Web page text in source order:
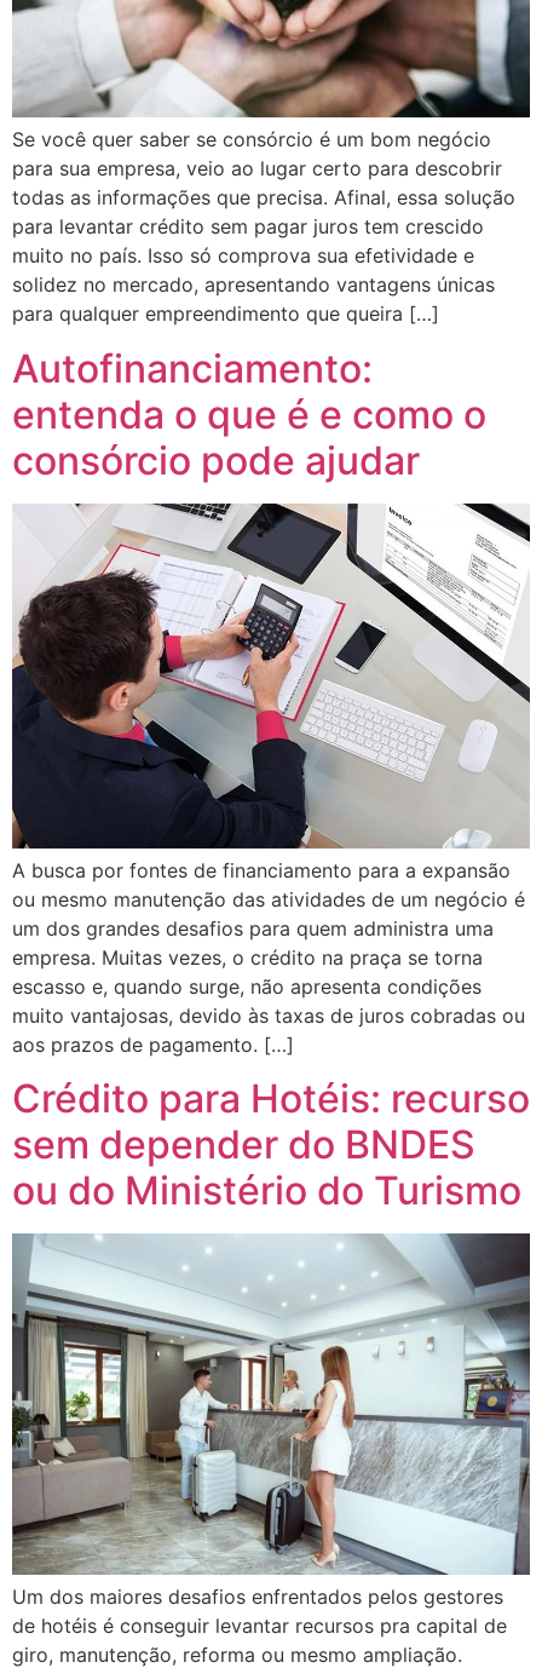
Se você quer saber se consórcio é um bom negócio
para sua empresa, veio ao lugar certo para descobrir
todas as informações que precisa. Afinal, essa solução
para levantar crédito sem pagar juros tem crescido
muito no país. Isso só comprova sua efetividade e
solidez no mercado, apresentando vantagens únicas
para qualquer empreendimento que queira […]
Autofinanciamento:
entenda o que é e como o
consórcio pode ajudar
A busca por fontes de financiamento para a expansão
ou mesmo manutenção das atividades de um negócio é
um dos grandes desafios para quem administra uma
empresa. Muitas vezes, o crédito na praça se torna
escasso e, quando surge, não apresenta condições
muito vantajosas, devido às taxas de juros cobradas ou
aos prazos de pagamento. […]
Crédito para Hotéis: recurso
sem depender do BNDES
ou do Ministério do Turismo
Um dos maiores desafios enfrentados pelos gestores
de hotéis é conseguir levantar recursos pra capital de
giro, manutenção, reforma ou mesmo ampliação.